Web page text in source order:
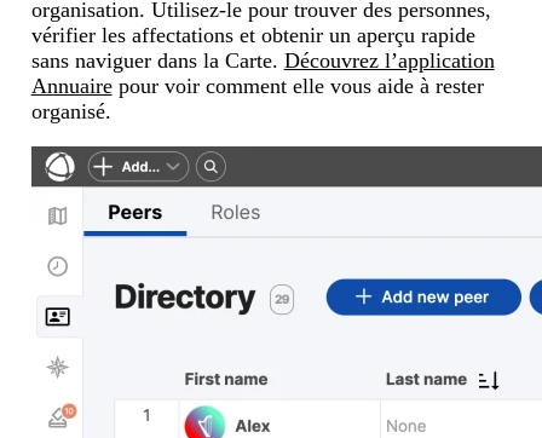
organisation. Utilisez-le pour trouver des personnes,
vérifier les affectations et obtenir un aperçu rapide
sans naviguer dans la Carte. Découvrez l’application
Annuairepour voir comment elle vous aide à rester
organisé.